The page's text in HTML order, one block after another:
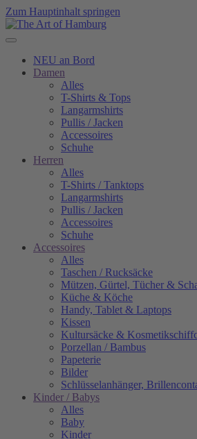
Zum Hauptinhalt springen
NEU an Bord
Damen
Alles
T-Shirts & Tops
Langarmshirts
Pullis / Jacken
Accessoires
Schuhe
Herren
Alles
T-Shirts / Tanktops
Langarmshirts
Pullis / Jacken
Accessoires
Schuhe
Accessoires
Alles
Taschen / Rucksäcke
Mützen, Gürtel, Tücher &
Küche & Köche
Handy, Tablet & Laptops
Kissen
Kultursäcke &
Porzellan / Bambus
Papeterie
Bilder
Schlüsselanhänger,
Kinder / Babys
Alles
Baby
Kinder